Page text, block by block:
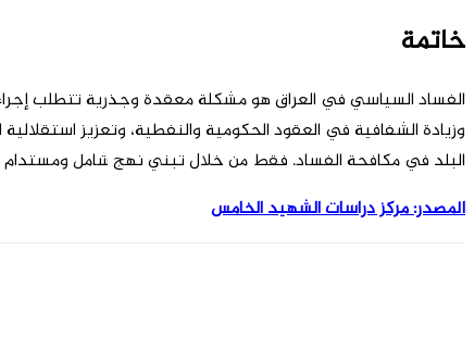
خاتمة
الفساد السياسي في العراق هو مشكلة معقدة وجذرية تتطلب
وزيادة الشفافية في العقود الحكومية والنفطية، وتعزيز
البلد في مكافحة الفساد. فقط من خلال تبني نهج شامل ومستدام
المصدر: مرکز دراسات الشهيد الخامس